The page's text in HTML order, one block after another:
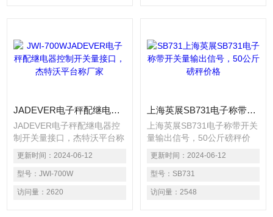
JADEVER电子秤配继电器控制开关量接口，杰特沃平台称厂家
JADEVER电子秤配继电器控
制开关量接口，杰特沃平台称
厂家，利用称重显示仪表,输
出开关信号,经过三极管放大
信号驱动继电器,使之控制电
磁阀的的开/关状态.仪表的标
准版本程序Z多可对两种料进
更新时间： 2024-06-12
型号： JWI-700W
访问量： 2620
上海英展SB731电子称带开关量输出信号，50公斤磅秤价格
上海英展SB731电子称带开关
量输出信号，50公斤磅秤价
格，递减放料开关量信号电子
秤，集成了加法秤、减法秤、
分选秤功能，具备3路外控输
入和3路控制输出；2、 标准
异步串行通讯接口（RS232或
更新时间： 2024-06-12
型号： SB731
访问量： 2548